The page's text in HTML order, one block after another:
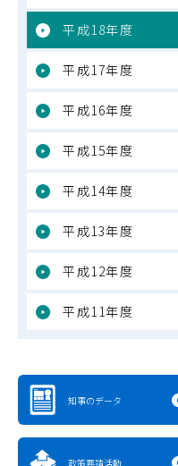
平成18年度
平成17年度
平成16年度
平成15年度
平成14年度
平成13年度
平成12年度
平成11年度
知事のデータ
政策要請活動